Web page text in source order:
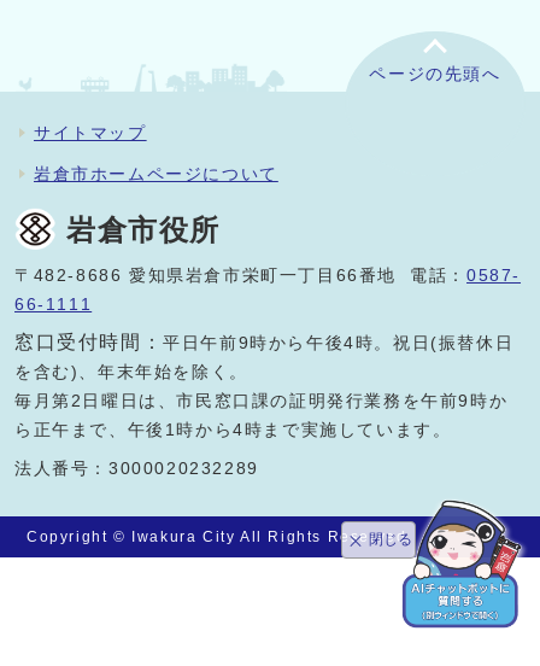
閉じる
ページの先頭へ
サイトマップ
岩倉市ホームページについて
岩倉市役所
〒482-8686 愛知県岩倉市栄町一丁目66番地 電話：0587-
66-1111
窓口受付時間：平日午前9時から午後4時。祝日(振替休日
を含む)、年末年始を除く。
毎月第2日曜日は、市民窓口課の証明発行業務を午前9時か
ら正午まで、午後1時から4時まで実施しています。
法人番号：3000020232289
Copyright © Iwakura City All Rights Reserved.